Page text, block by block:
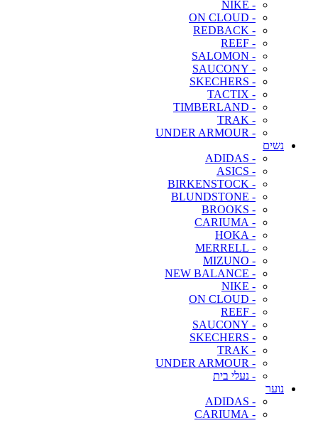
- NIKE
- ON CLOUD
- REDBACK
- REEF
- SALOMON
- SAUCONY
- SKECHERS
- TACTIX
- TIMBERLAND
- TRAK
- UNDER ARMOUR
נשים
- ADIDAS
- ASICS
- BIRKENSTOCK
- BLUNDSTONE
- BROOKS
- CARIUMA
- HOKA
- MERRELL
- MIZUNO
- NEW BALANCE
- NIKE
- ON CLOUD
- REEF
- SAUCONY
- SKECHERS
- TRAK
- UNDER ARMOUR
- נעלי בית
נוער
- ADIDAS
- CARIUMA